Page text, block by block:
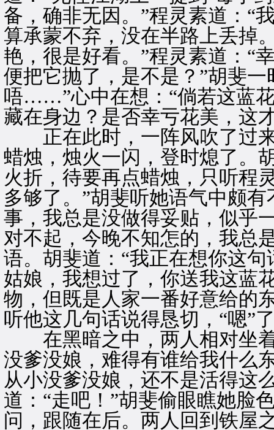
备，确非无因。”程灵素道：“
算承蒙不弃，没在半路上丢掉
艳，很是好看。”程灵素道：“
便把它抛了，是不是？”胡斐
唔……”心中在想：“倘若这蓝
藏在身边？是否幸亏花美，这
正在此时，一阵风吹了过来
蜡烛，烛火一闪，登时熄了。
火折，待要再点蜡烛，只听程
多够了。”胡斐听她语气中颇
事，我总是没做得妥贴，似乎
对不起，今晚不知怎的，我总
语。胡斐道：“我正在想你这
姑娘，我想过了，你送我这蓝
物，但既是人家一番好意给的
听他这几句话说得恳切，“嗯”
在黑暗之中，两人相对坐着
没爹没娘，难得有谁给我什么
从小没爹没娘，还不是活得这
道：“走吧！”胡斐偷眼瞧她脸
问，跟随在后。两人回到铁屋